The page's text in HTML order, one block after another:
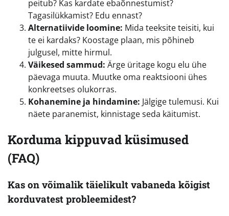
peitub? Kas kardate ebaõnnestumist?
Tagasilükkamist? Edu ennast?
Alternatiivide loomine: Mida teeksite teisiti, kui
te ei kardaks? Koostage plaan, mis põhineb
julgusel, mitte hirmul.
Väikesed sammud: Ärge üritage kogu elu ühe
päevaga muuta. Muutke oma reaktsiooni ühes
konkreetses olukorras.
Kohanemine ja hindamine: Jälgige tulemusi. Kui
näete paranemist, kinnistage seda käitumist.
Korduma kippuvad küsimused
(FAQ)
Kas on võimalik täielikult vabaneda kõigist
korduvatest probleemidest?